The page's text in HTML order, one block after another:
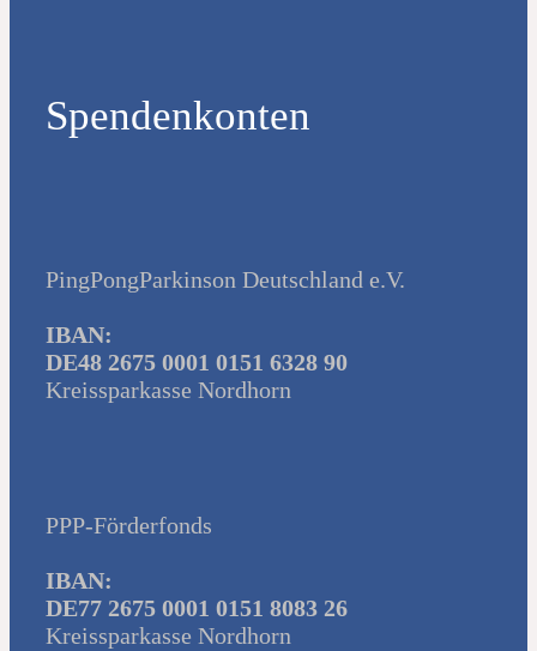
Spendenkonten
PingPongParkinson Deutschland e.V.
IBAN:
DE48 2675 0001 0151 6328 90
Kreissparkasse Nordhorn
PPP-Förderfonds
IBAN:
DE77 2675 0001 0151 8083 26
Kreissparkasse Nordhorn